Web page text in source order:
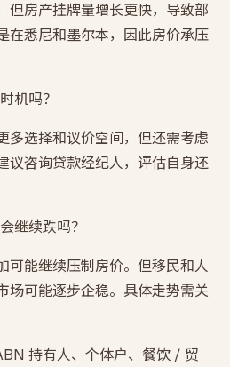
但房产挂牌量增长更快，导致部
在悉尼和墨尔本，因此房价承压
机吗？
多选择和议价空间，但还需考虑
议咨询贷款经纪人，评估自身还
继续跌吗？
可能继续压制房价。但移民和人
场可能逐步企稳。具体走势需关
持有人、个体户、餐饮 / 贸